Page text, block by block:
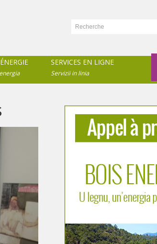
SERVICES EN LIGNE
Servizii in linia